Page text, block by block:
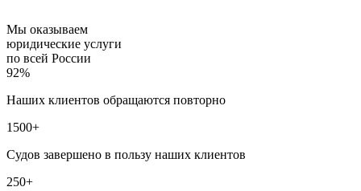
Мы оказываем
юридические услуги
по всей России
92%
Наших клиентов обращаются повторно
1500+
Судов завершено в пользу наших клиентов
250+